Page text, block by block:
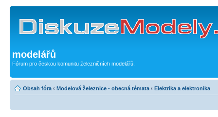
modelářů
Fórum pro českou komunitu železničních modelářů.
Obsah fóra ‹ Modelová železnice - obecná témata ‹ Elektrika a elektronika